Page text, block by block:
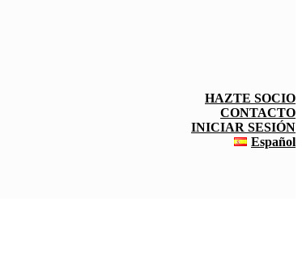
HAZTE SOCIO
CONTACTO
INICIAR SESIÓN
Español